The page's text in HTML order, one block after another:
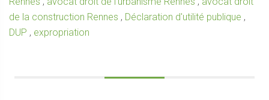
de la construction Rennes , Déclaration d'utilité publique ,
DUP , expropriation